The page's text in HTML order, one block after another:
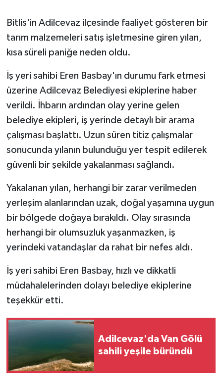
Bitlis'in Adilcevaz ilçesinde faaliyet gösteren bir
tarım malzemeleri satış işletmesine giren yılan,
kısa süreli paniğe neden oldu.
İş yeri sahibi Eren Basbay'ın durumu fark etmesi
üzerine Adilcevaz Belediyesi ekiplerine haber
verildi. İhbarın ardından olay yerine gelen
belediye ekipleri, iş yerinde detaylı bir arama
çalışması başlattı. Uzun süren titiz çalışmalar
sonucunda yılanın bulunduğu yer tespit edilerek
güvenli bir şekilde yakalanması sağlandı.
Yakalanan yılan, herhangi bir zarar verilmeden
yerleşim alanlarından uzak, doğal yaşamına uygun
bir bölgede doğaya bırakıldı. Olay sırasında
herhangi bir olumsuzluk yaşanmazken, iş
yerindeki vatandaşlar da rahat bir nefes aldı.
İş yeri sahibi Eren Basbay, hızlı ve dikkatli
müdahalelerinden dolayı belediye ekiplerine
teşekkür etti.
Adilcevaz'da Van Gölü
sahili yeşile büründü
Gayrimenkul
GENEL
GÜNDEM
Güvenlik
HABERDE İNSAN
İNSAN
Jandarma
Kadın
KÜLTÜR SANAT
Otomobil
POLİTİKA
Sağlık